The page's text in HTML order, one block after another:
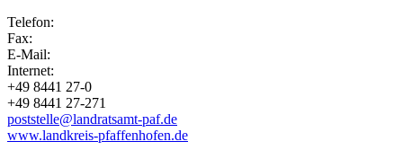
Telefon:
Fax:
E-Mail:
Internet:
+49 8441 27-0
+49 8441 27-271
poststelle@landratsamt-paf.de
www.landkreis-pfaffenhofen.de